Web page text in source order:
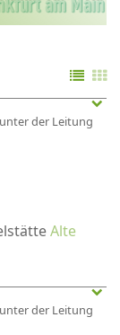
unter der Leitung
Alte
unter der Leitung